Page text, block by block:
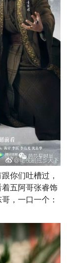
你们吐槽过，
五阿哥张睿饰
，一口一个：